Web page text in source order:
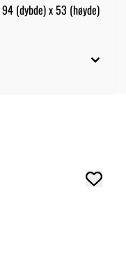
(dybde) x 53 (høyde)